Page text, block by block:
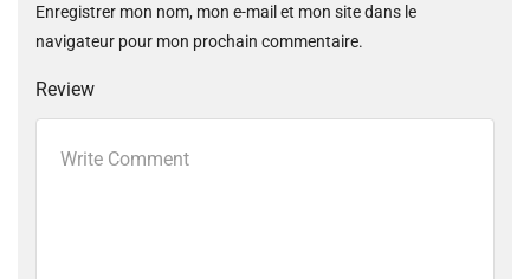
Enregistrer mon nom, mon e-mail et mon site dans le
navigateur pour mon prochain commentaire.
Review